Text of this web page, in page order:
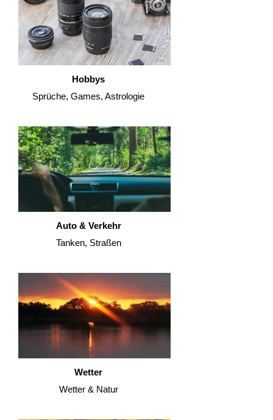
Hobbys
Sprüche, Games, Astrologie
Auto & Verkehr
Tanken, Straßen
Wetter
Wetter & Natur